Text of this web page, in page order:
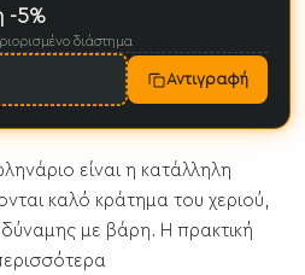
-5%
διάστημα
Αντιγραφή
είναι η κατάλληλη
καλό κράτημα του χεριού,
με βάρη. Η πρακτική